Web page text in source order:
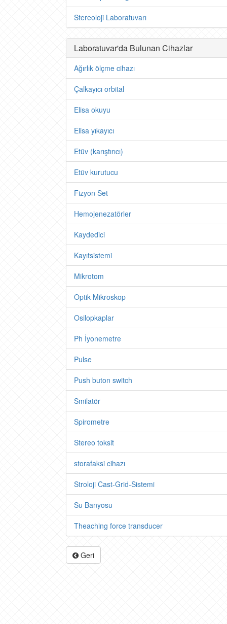
Stereoloji Laboratuvarı
Laboratuvar'da Bulunan Cihazlar
Ağırlık ölçme cihazı
Çalkayıcı orbital
Elisa okuyu
Elisa yıkayıcı
Etüv (karıştırıcı)
Etüv kurutucu
Fizyon Set
Hemojenezatörler
Kaydedici
Kayıtsistemi
Mikrotom
Optik Mikroskop
Osilopkaplar
Ph İyonemetre
Pulse
Push buton switch
Smilatör
Spirometre
Stereo toksit
storafaksi cihazı
Stroloji Cast-Grid-Sistemi
Su Banyosu
Theaching force transducer
Geri